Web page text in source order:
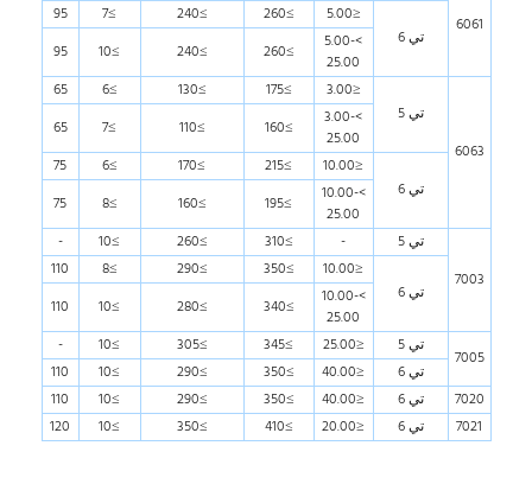
6061
تي 6
≤5.00
≥260
≥240
≥7
95
>5.00-
25.00
≥260
≥240
≥10
95
6063
تي 5
≤3.00
≥175
≥130
≥6
65
>3.00-
25.00
≥160
≥110
≥7
65
تي 6
≤10.00
≥215
≥170
≥6
75
>10.00-
25.00
≥195
≥160
≥8
75
7003
تي 5 -
≥310
≥260
≥10
-
تي 6
≤10.00
≥350
≥290
≥8
110
>10.00-
25.00
≥340
≥280
≥10
110
7005
تي 5 ≤25.00
≥345
≥305
≥10
-
تي 6
≤40.00
≥350
≥290
≥10
110
7020
تي 6 ≤40.00
≥350
≥290
≥10
110
7021
تي 6 ≤20.00
≥410
≥350
≥10
120